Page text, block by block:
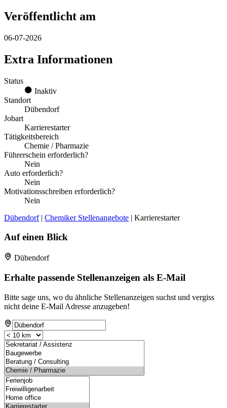
Veröffentlicht am
06-07-2026
Extra Informationen
Status
Inaktiv
Standort
Dübendorf
Jobart
Karrierestarter
Tätigkeitsbereich
Chemie / Pharmazie
Führerschein erforderlich?
Nein
Auto erforderlich?
Nein
Motivationsschreiben erforderlich?
Nein
Dübendorf| Chemiker Stellenangebote | Karrierestarter
Auf einen Blick
Dübendorf
Erhalte passende Stellenanzeigen als E-Mail
Bitte sage uns, wo du ähnliche Stellenanzeigen suchst und vergiss
nicht deine E-Mail Adresse anzugeben!